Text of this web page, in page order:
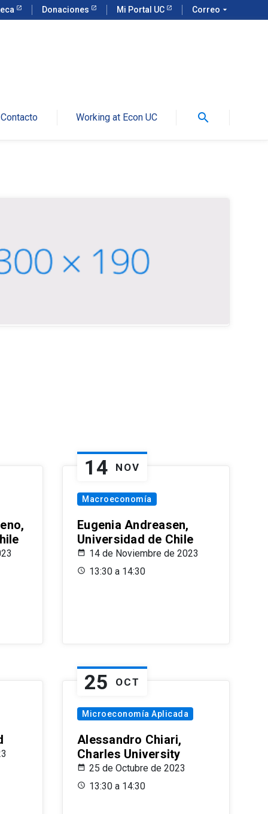
Donaciones Mi Portal UC Correo arrow_drop_down
Contacto Working at Econ UC search
14 NOV
Macroeconomía
Eugenia Andreasen,
Universidad de Chile
14 de Noviembre de 2023
13:30 a 14:30
25 OCT
Microeconomía Aplicada
Alessandro Chiari,
Charles University
25 de Octubre de 2023
13:30 a 14:30